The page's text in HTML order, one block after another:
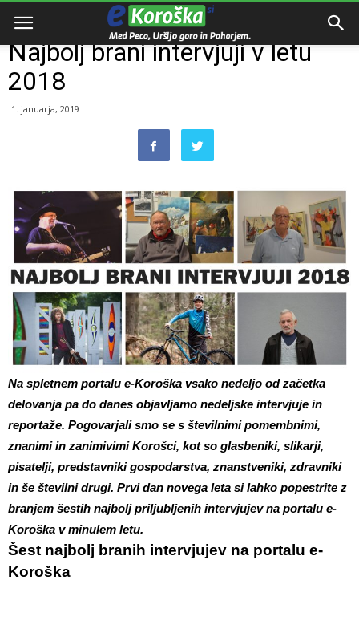
Domov
Najbolj brani intervjuji v letu
2018
1. januarja, 2019
Na spletnem portalu e-Koroška vsako nedeljo od začetka
delovanja pa do danes objavljamo nedeljske intervjuje in
reportaže. Pogovarjali smo se s številnimi pomembnimi,
znanimi in zanimivimi Korošci, kot so glasbeniki, slikarji,
pisatelji, predstavniki gospodarstva, znanstveniki, zdravniki
in še številni drugi. Prvi dan novega leta si lahko popestrite z
branjem šestih najbolj priljubljenih intervjujev na portalu e-
Koroška v minulem letu.
Šest najbolj branih intervjujev na portalu e-
Koroška